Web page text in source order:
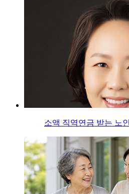
소액 직역연금 받는 노